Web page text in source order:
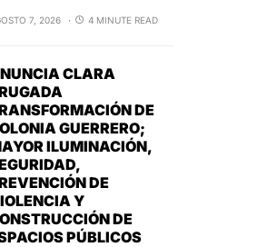
7, 2026 4 MINUTE READ
CLARA
DE
GUERRERO;
ILUMINACIÓN,
DE
Y
DE
PÚBLICOS